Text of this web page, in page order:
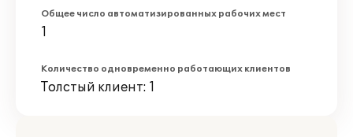
Общее число автоматизированных рабочих мест
1
Количество одновременно работающих клиентов
Толстый клиент: 1